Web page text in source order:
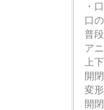
・
口
普
ア
上
開
変
開